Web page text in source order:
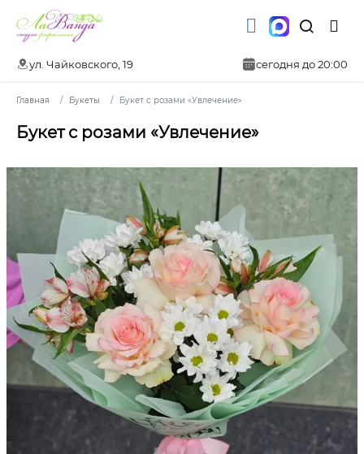
ул. Чайковского, 19 сегодня до 20:00
Главная Букеты Букет с розами «Увлечение»
Букет с розами «Увлечение»